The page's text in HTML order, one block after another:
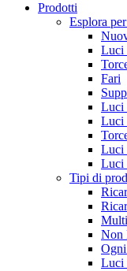
Prodotti
Esplora
Luci
Fari
Luci
Luci
Luci
Luci
Tipi di
Non
Luci